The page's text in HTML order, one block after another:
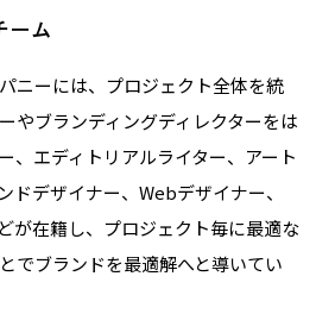
ーム
ニーには、プロジェクト全体を統
やブランディングディレクターをは
、エディトリアルライター、アート
ドデザイナー、Webデザイナー、
が在籍し、プロジェクト毎に最適な
でブランドを最適解へと導いてい